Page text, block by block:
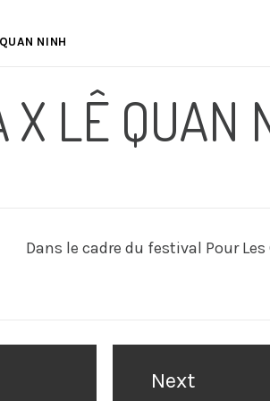
NINH
LÊ QUAN
Dans le cadre du festival Pour Les
Next